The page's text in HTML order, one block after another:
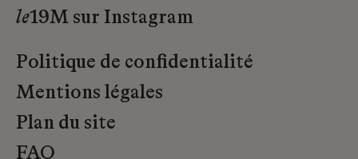
le19M sur Instagram
Politique de confidentialité
Mentions légales
Plan du site
FAQ